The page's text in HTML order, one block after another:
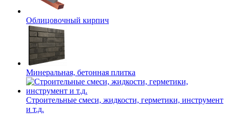
Облицовочный кирпич
Минеральная, бетонная плитка
Строительные смеси, жидкости, герметики, инструмент
и т.д.